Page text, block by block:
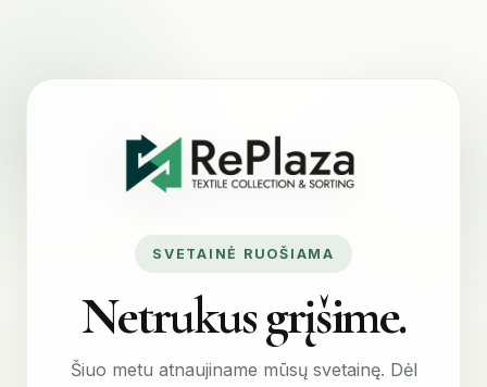
SVETAINĖ RUOŠIAMA
Netrukus grįšime.
Šiuo metu atnaujiname mūsų svetainę. Dėl